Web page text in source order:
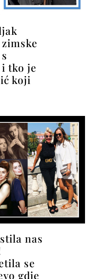
tko je
koji
nas
se
gdje